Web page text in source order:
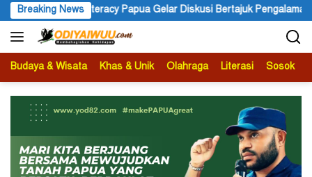
Langsung
ke
konten
Breaking News
Papua Gelar Diskusi Bertajuk Pengalaman Sebagai Sumber
Budaya & Wisata Khas & Unik Olahraga Literasi Sosok